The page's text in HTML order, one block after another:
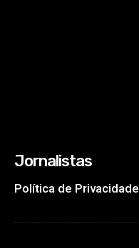
Jornalistas
Política de Privacidade